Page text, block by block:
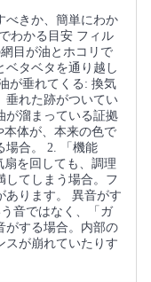
べきか、簡単にわか
わかる目安 フィル
目が油とホコリで
ベタベタを通り越し
が垂れてくる: 換気
垂れた跡がついてい
が溜まっている証拠
本体が、本来の色で
場合。 2. 「機能
を回しても、調理
してしまう場合。フ
あります。 異音がす
音ではなく、「ガ
がする場合。内部の
スが崩れていたりす